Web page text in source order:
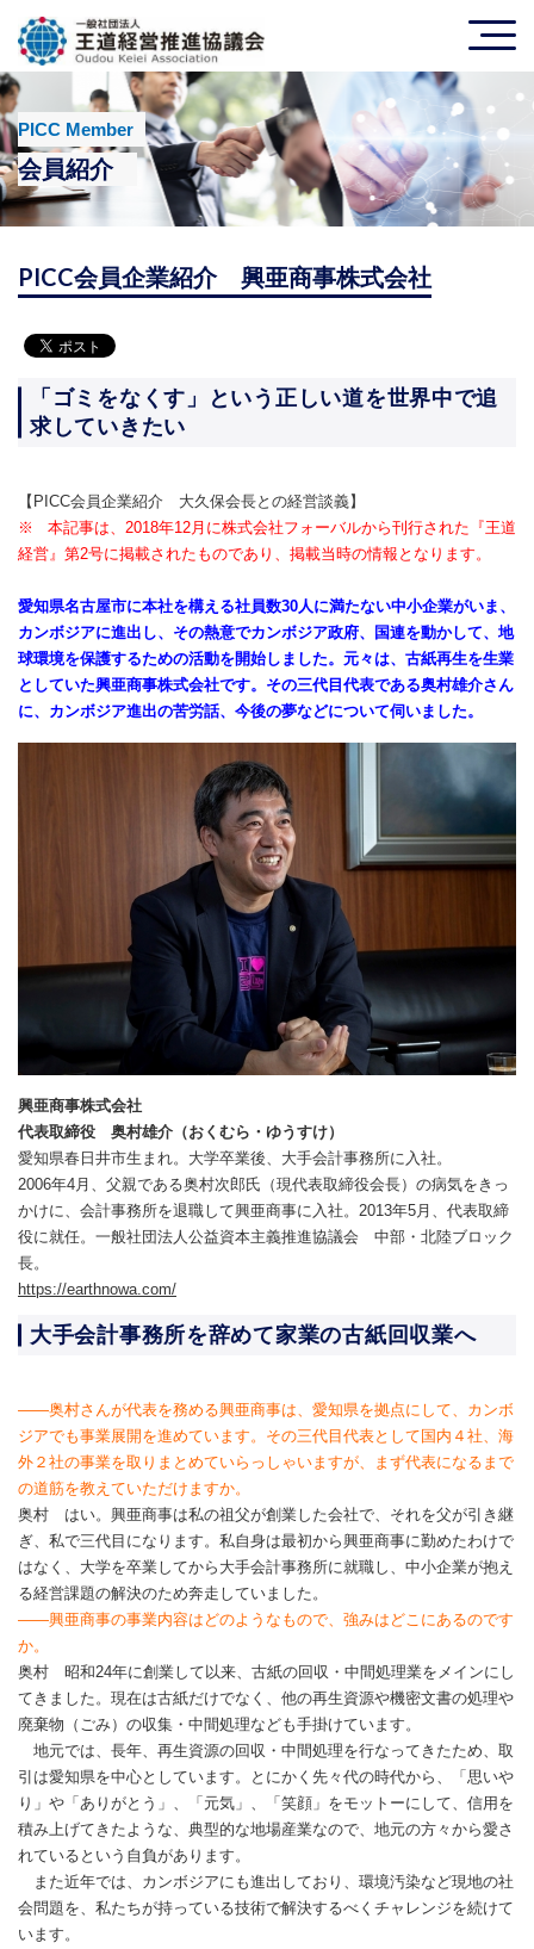
PICC Member
会員紹介
PICC会員企業紹介 興亜商事株式会社
「ゴミをなくす」という正しい道を世界中で追
求していきたい
【PICC会員企業紹介 大久保会長との経営談義】
※ 本記事は、2018年12月に株式会社フォーバルから刊行された『王道
経営』第2号に掲載されたものであり、掲載当時の情報となります。
愛知県名古屋市に本社を構える社員数30人に満たない中小企業がいま、
カンボジアに進出 し、その熱意でカンボジア政府、国連を動かして、地
球環境を保護するための活動を開始しました。元々は、古紙再生を生業
としていた興亜商事株式会社です。その三代目代表である奥村雄介さん
に、カンボジア進出の苦労話、今後の夢などについて伺いました。
興亜商事株式会社
代表取締役 奥村雄介（おくむら・ゆうすけ）
愛知県春日井市生まれ。大学卒業後、大手会計事務所に入社。
2006年4月、父親である奥村次郎氏（現代表取締役会長）の病気をきっ
かけに、会計事務所を退職して興亜商事に入社。2013年5月、代表取締
役に就任。一般社団法人公益資本主義推進協議会 中部・北陸ブロック
長。
https://earthnowa.com/
大手会計事務所を辞めて家業の古紙回収業へ
――奥村さんが代表を務める興亜商事は、愛知県を拠点にして、カンボ
ジアでも事業展開を進めています。その三代目代表として国内４社、海
外２社の事業を取りまとめていらっしゃいますが、まず代表になるまで
の道筋を教えていただけますか。
奥村 はい。興亜商事は私の祖父が創業した会社で、それを父が引き継
ぎ、私で三代目になります。私自身は最初から興亜商事に勤めたわけで
はなく、大学を卒業してから大手会計事務所に就職し、中小企業が抱え
る経営課題の解決のため奔走していました。
――興亜商事の事業内容はどのようなもので、強みはどこにあるのです
か。
奥村 昭和24年に創業して以来、古紙の回収・中間処理業をメインにし
てきました。現在は古紙だけでなく、他の再生資源や機密文書の処理や
廃棄物（ごみ）の収集・中間処理なども手掛けています。
地元では、長年、再生資源の回収・中間処理を行なってきたため、取
引は愛知県を中心としています。とにかく先々代の時代から、「思いや
り」や「ありがとう」、「元気」、「笑顔」をモットーにして、信用を
積み上げてきたような、典型的な地場産業なので、地元の方々から愛さ
れているという自負があります。
また近年では、カンボジアにも進出しており、環境汚染など現地の社
会問題を、私たちが持っている技術で解決するべくチャレンジを続けて
います。